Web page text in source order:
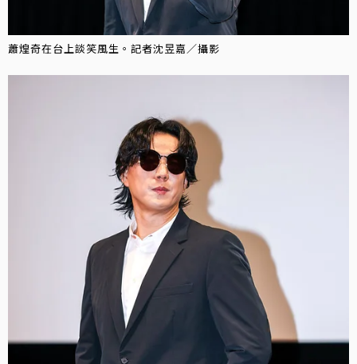
蕭煌奇在台上談笑風生。記者沈昱嘉／攝影